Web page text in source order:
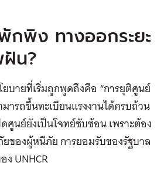
กพิง ทางออกระยะ
น?
ยบายที่เริ่มถูกพูดถึงคือ “การยุติศูนย์
ารถขึ้นทะเบียนแรงงานได้ครบถ้วน
ศูนย์ยังเป็นโจทย์ซับซ้อน เพราะต้อง
องผู้หนีภัย การยอมรับของรัฐบาล
UNHCR